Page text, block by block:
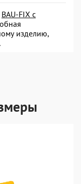
BAU-FIX c
изделию,